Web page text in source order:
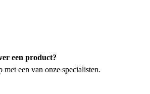
een product?
met een van onze specialisten.